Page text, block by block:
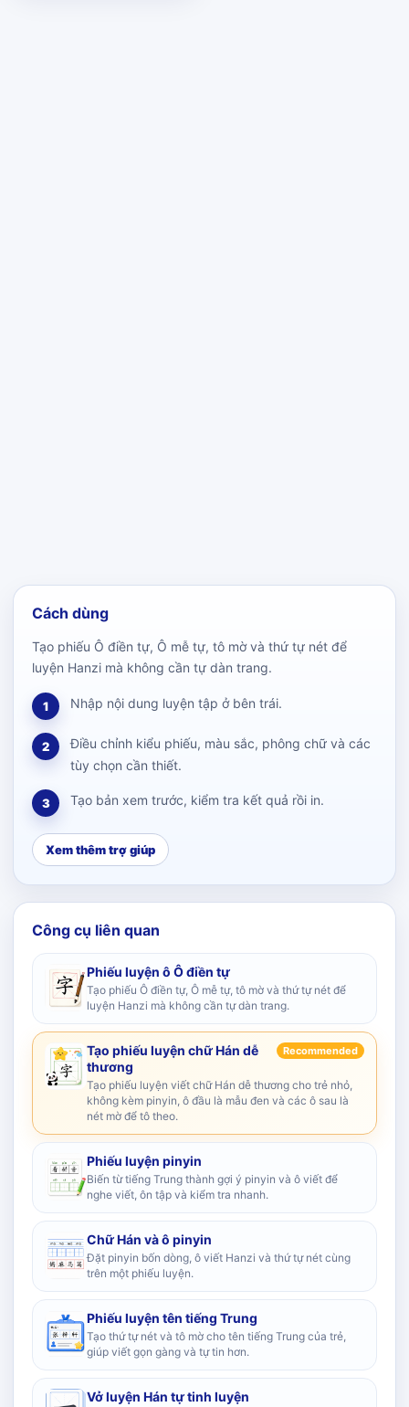
Cách dùng
Tạo phiếu Ô điền tự, Ô mễ tự, tô mờ và thứ tự nét để
luyện Hanzi mà không cần tự dàn trang.
1 Nhập nội dung luyện tập ở bên trái.
2
Điều chỉnh kiểu phiếu, màu sắc, phông chữ và các
tùy chọn cần thiết.
3 Tạo bản xem trước, kiểm tra kết quả rồi in.
Xem thêm trợ giúp
Công cụ liên quan
Phiếu luyện ô Ô điền tự
Tạo phiếu Ô điền tự, Ô mễ tự, tô mờ và thứ tự nét để
luyện Hanzi mà không cần tự dàn trang.
Tạo phiếu luyện chữ Hán dễ
thương
Recommended
Tạo phiếu luyện viết chữ Hán dễ thương cho trẻ nhỏ,
không kèm pinyin, ô đầu là mẫu đen và các ô sau là
nét mờ để tô theo.
Phiếu luyện pinyin
Biến từ tiếng Trung thành gợi ý pinyin và ô viết để
nghe viết, ôn tập và kiểm tra nhanh.
Chữ Hán và ô pinyin
Đặt pinyin bốn dòng, ô viết Hanzi và thứ tự nét cùng
trên một phiếu luyện.
Phiếu luyện tên tiếng Trung
Tạo thứ tự nét và tô mờ cho tên tiếng Trung của trẻ,
giúp viết gọn gàng và tự tin hơn.
Vở luyện Hán tự tinh luyện